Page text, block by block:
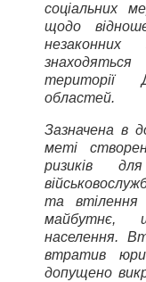
соціальних
щодо
незаконних
території
областей.
Зазначена в
меті
ризиків
та втілення
майбутнє,
населення.
втратив
допущено